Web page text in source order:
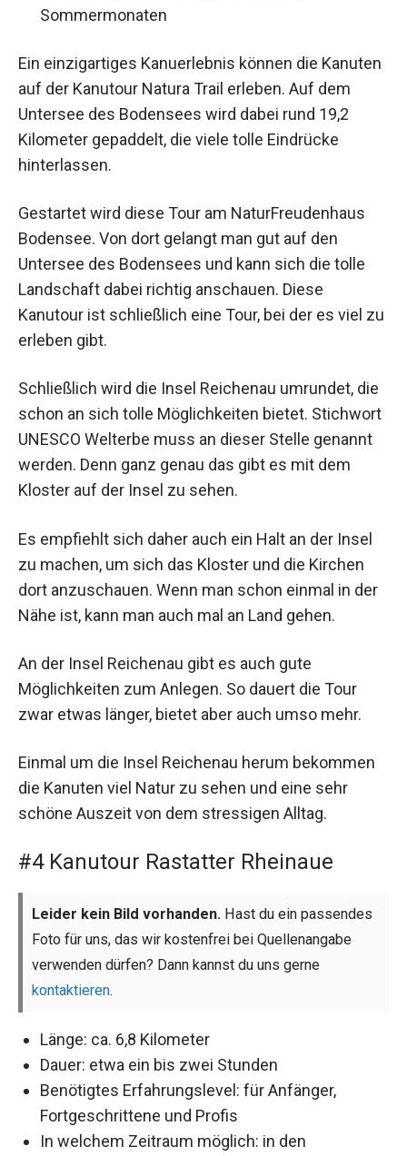
Sommermonaten
Ein einzigartiges Kanuerlebnis können die Kanuten
auf der Kanutour Natura Trail erleben. Auf dem
Untersee des Bodensees wird dabei rund 19,2
Kilometer gepaddelt, die viele tolle Eindrücke
hinterlassen.
Gestartet wird diese Tour am NaturFreudenhaus
Bodensee. Von dort gelangt man gut auf den
Untersee des Bodensees und kann sich die tolle
Landschaft dabei richtig anschauen. Diese
Kanutour ist schließlich eine Tour, bei der es viel zu
erleben gibt.
Schließlich wird die Insel Reichenau umrundet, die
schon an sich tolle Möglichkeiten bietet. Stichwort
UNESCO Welterbe muss an dieser Stelle genannt
werden. Denn ganz genau das gibt es mit dem
Kloster auf der Insel zu sehen.
Es empfiehlt sich daher auch ein Halt an der Insel
zu machen, um sich das Kloster und die Kirchen
dort anzuschauen. Wenn man schon einmal in der
Nähe ist, kann man auch mal an Land gehen.
An der Insel Reichenau gibt es auch gute
Möglichkeiten zum Anlegen. So dauert die Tour
zwar etwas länger, bietet aber auch umso mehr.
Einmal um die Insel Reichenau herum bekommen
die Kanuten viel Natur zu sehen und eine sehr
schöne Auszeit von dem stressigen Alltag.
#4 Kanutour Rastatter Rheinaue
Leider kein Bild vorhanden. Hast du ein passendes
Foto für uns, das wir kostenfrei bei Quellenangabe
verwenden dürfen? Dann kannst du uns gerne
kontaktieren.
Länge: ca. 6,8 Kilometer
Dauer: etwa ein bis zwei Stunden
Benötigtes Erfahrungslevel: für Anfänger,
Fortgeschrittene und Profis
In welchem Zeitraum möglich: in den